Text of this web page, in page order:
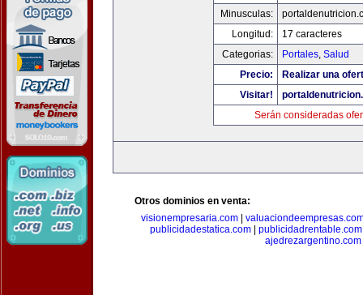
Minusculas:
Longitud:
17 caracteres
Categorias:
Portales, Salud
Precio:
Realizar una
Visitar!
Serán consideradas
Otros dominios en venta:
visionempresaria.com
publicidadestatica.com
publicidadrentable.com
ajedrezargentino.com